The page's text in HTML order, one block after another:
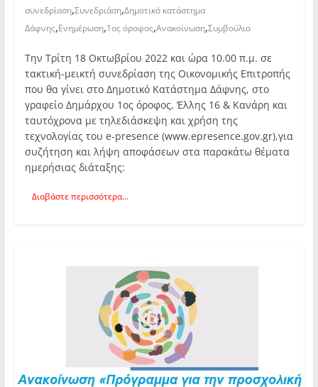
συνεδρίαση,Συνεδριάση,Δημοτικό κατάστημα
Δάφνης,Ενημέρωση,1ος όροφος,Ανακοίνωση,Συμβούλιο
Την Τρίτη 18 Οκτωβρίου 2022 και ώρα 10.00 π.μ. σε
τακτική-μεικτή συνεδρίαση της Οικονομικής Επιτροπής
που θα γίνει στο Δημοτικό Κατάστημα Δάφνης, στο
γραφείο Δημάρχου 1ος όροφος, Έλλης 16 & Κανάρη και
ταυτόχρονα με τηλεδιάσκεψη και χρήση της
τεχνολογίας του e-presence (www.epresence.gov.gr),για
συζήτηση και λήψη αποφάσεων στα παρακάτω θέματα
ημερήσιας διάταξης:
Διαβάστε περισσότερα...